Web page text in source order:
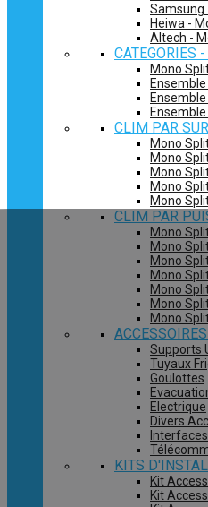
Samsung
Heiwa -
Altech -
CATEGORIES
Mono
Ensemble
CLIM PAR
Mono
Mono
Mono
Mono
Mono
CLIM PAR
Mono
Mono
Mono
Mono
Mono
Mono
Mono
Supports
Tuyaux
Goulottes
Electrique
Divers
KITS
Kit
Kit